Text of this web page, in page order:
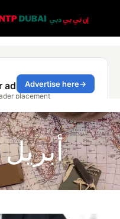
أبريل 30, 2026